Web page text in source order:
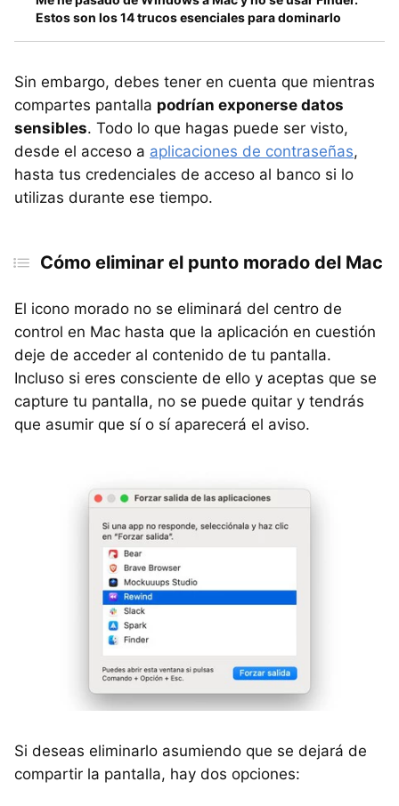
Estos son los 14 trucos esenciales para dominarlo
Sin embargo, debes tener en cuenta que mientras
compartes pantalla podrían exponerse datos
sensibles. Todo lo que hagas puede ser visto,
desde el acceso a aplicaciones de contraseñas,
hasta tus credenciales de acceso al banco si lo
utilizas durante ese tiempo.
Cómo eliminar el punto morado del Mac
El icono morado no se eliminará del centro de
control en Mac hasta que la aplicación en cuestión
deje de acceder al contenido de tu pantalla.
Incluso si eres consciente de ello y aceptas que se
capture tu pantalla, no se puede quitar y tendrás
que asumir que sí o sí aparecerá el aviso.
Si deseas eliminarlo asumiendo que se dejará de
compartir la pantalla, hay dos opciones: